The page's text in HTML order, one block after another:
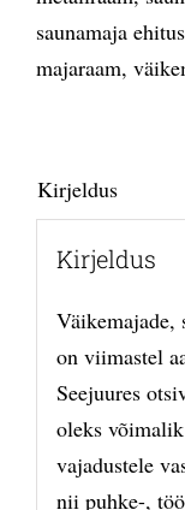
saunamaja ehitus
majaraam,
Kirjeldus
Kirjeldus
Väikemajade,
on viimastel
Seejuures
oleks
vajadustele
nii puhke-,